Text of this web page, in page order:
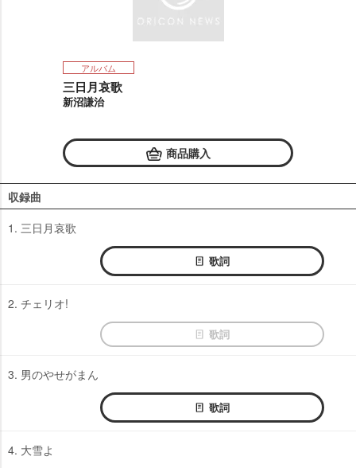
アルバム
三日月哀歌
新沼謙治
商品購入
収録曲
1. 三日月哀歌
歌詞
2. チェリオ!
歌詞
3. 男のやせがまん
歌詞
4. 大雪よ